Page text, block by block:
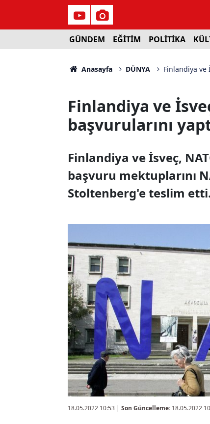
GÜNDEM EĞİTİM POLİTİKA
Anasayfa DÜNYA Finlandiya ve
Finlandiya ve
başvurularını
Finlandiya ve İsveç,
başvuru mektuplarını
Stoltenberg'e teslim
18.05.2022 10:53 | Son Güncelleme: 18.05.2022